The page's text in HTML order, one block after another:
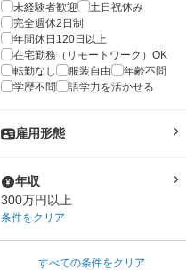
未経験者歓迎
土日祝休み
完全週休2日制
年間休日120日以上
在宅勤務（リモートワーク）OK
転勤なし
服装自由
年齢不問
学歴不問
語学力を活かせる
雇用形態
年収
300万円以上
条件をクリア
すべての条件をクリア